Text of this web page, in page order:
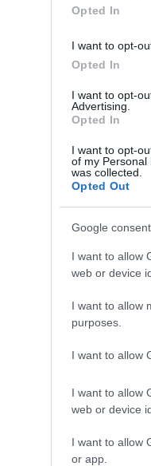
Opted In
I want to opt-
Opted In
I want to opt-
Advertising.
Opted In
I want to opt-
of my Personal
was collected.
Opted Out
Google
I want to allow
web or device
I want to allow
purposes.
I want to allow
I want to allow
web or device
I want to allow
or app.